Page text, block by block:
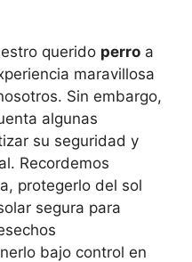
querido perro a
maravillosa
Sin embargo,
algunas
su seguridad y
Recordemos
protegerlo del sol
segura para
bajo control en